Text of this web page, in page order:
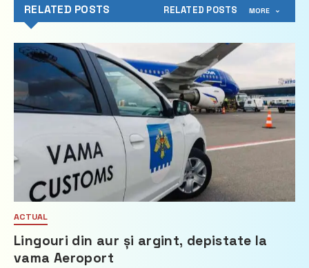
RELATED POSTS RELATED POSTS MORE
ACTUAL
Lingouri din aur și argint, depistate la
vama Aeroport